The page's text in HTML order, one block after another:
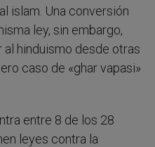
islam. Una conversión
ley, sin embargo,
hinduismo desde otras
caso de «ghar vapasi»
entre 8 de los 28
leyes contra la